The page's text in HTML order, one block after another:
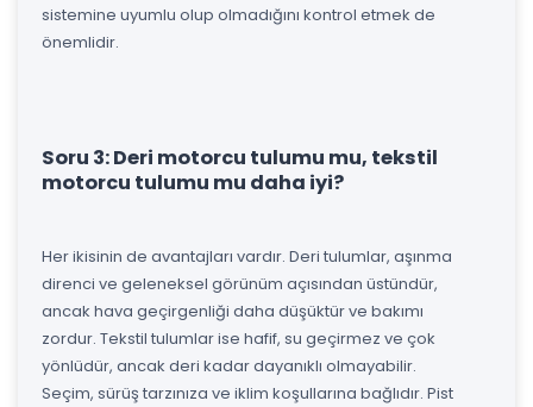
sistemine uyumlu olup olmadığını kontrol etmek de
önemlidir.
Soru 3: Deri motorcu tulumu mu, tekstil
motorcu tulumu mu daha iyi?
Her ikisinin de avantajları vardır. Deri tulumlar, aşınma
direnci ve geleneksel görünüm açısından üstündür,
ancak hava geçirgenliği daha düşüktür ve bakımı
zordur. Tekstil tulumlar ise hafif, su geçirmez ve çok
yönlüdür, ancak deri kadar dayanıklı olmayabilir.
Seçim, sürüş tarzınıza ve iklim koşullarına bağlıdır. Pist